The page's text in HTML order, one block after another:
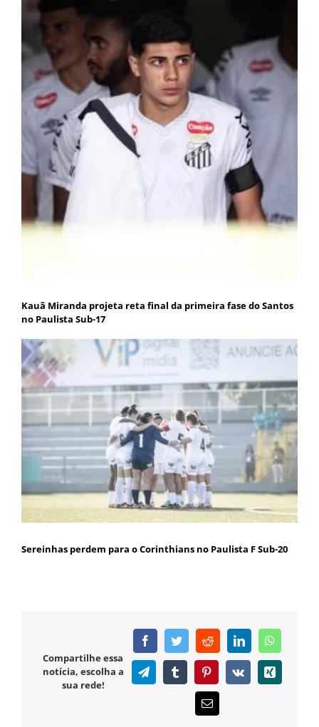
Kauã Miranda projeta reta final da primeira fase do Santos
no Paulista Sub-17
Sereinhas perdem para o Corinthians no Paulista F Sub-20
Compartilhe essa
notícia, escolha a
sua rede!
FacebookTwitterRedditLinkedIn
TelegramTumblr PinterestVk Xing
E-
mail